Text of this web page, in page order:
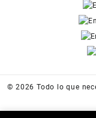
© 2026 Todo lo que